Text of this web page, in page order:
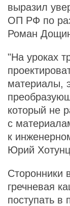
выразил
ОП РФ по
Роман
"На уроках
материалы,
который не
с
к
Юрий
Сторонники
гречневая
поступать в